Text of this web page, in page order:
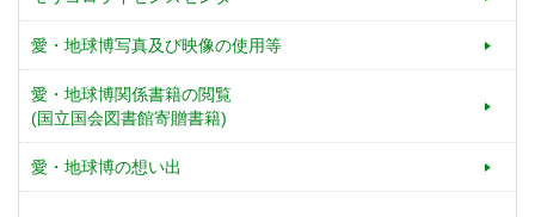
愛・地球博写真及び映像の使用等
愛・地球博関係書籍の閲覧
(国立国会図書館寄贈書籍)
愛・地球博の想い出